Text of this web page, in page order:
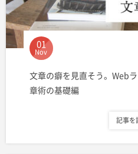
01
Nov
文章の癖を見直そう。Web
章術の基礎編
記事を